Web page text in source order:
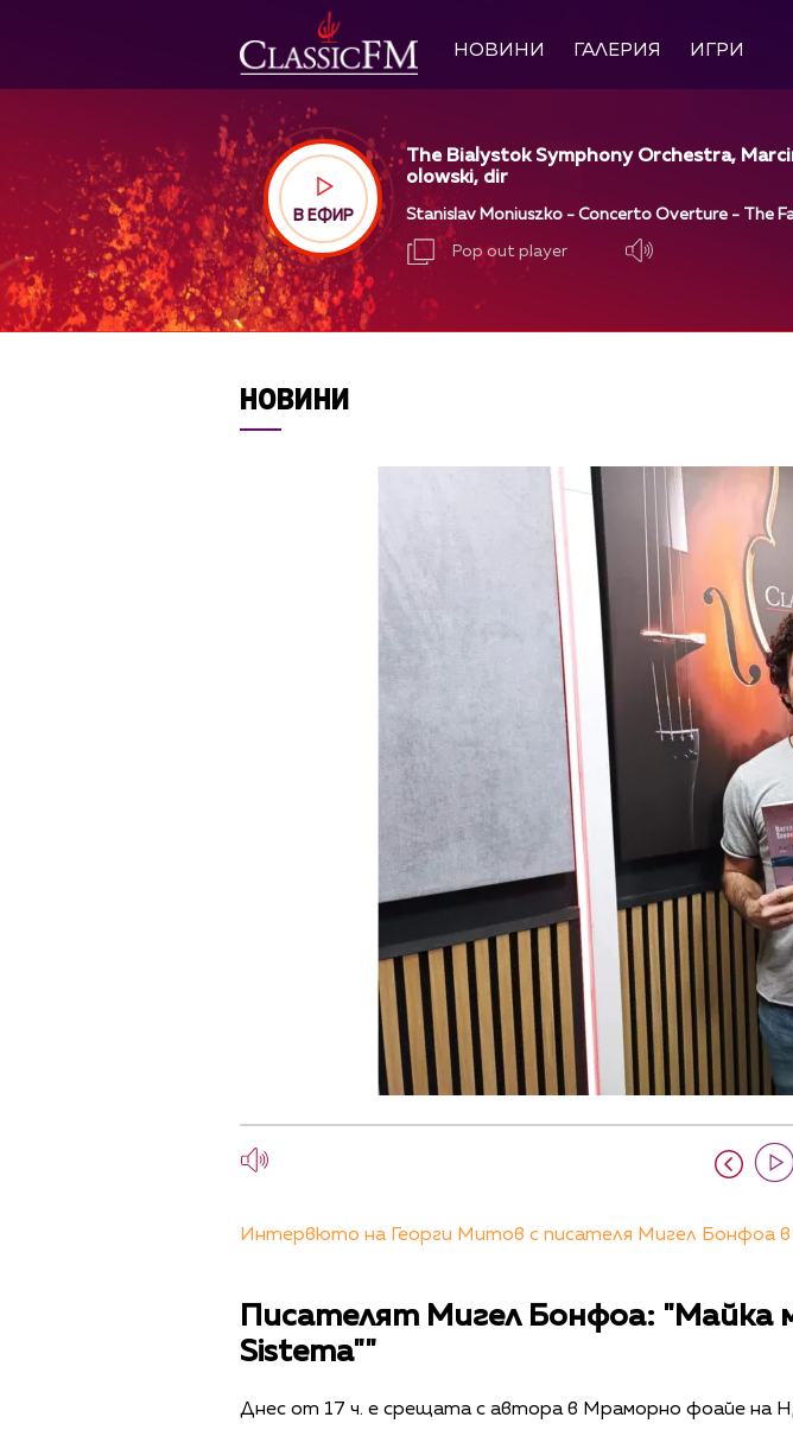
НОВИНИ ГАЛЕРИЯ ИГРИ
В ЕФИР
The Bialystok Symphony Orchestra,
olowski, dir
Stanislav Moniuszko - Concerto Overture - The
Pop out player
НОВИНИ
Интервюто на Георги Митов с писателя Мигел Бонфоа в
Писателят Мигел Бонфоа: "Майка
Sistema""
Днес от 17 ч. е срещата с автора в Мраморно фоайе на